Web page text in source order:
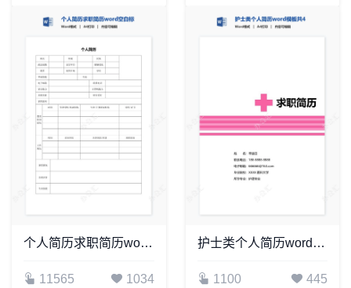
个人简历求职简历word空白标准表格(3)
11565 1034
护士类个人简历word模板共4页(1)
1100 445